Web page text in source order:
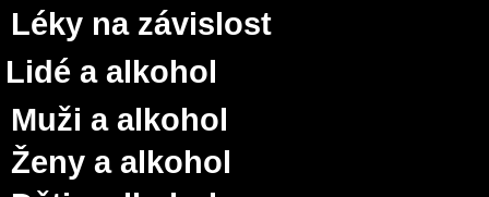
Léky na závislost
Lidé a alkohol
Muži a alkohol
Ženy a alkohol